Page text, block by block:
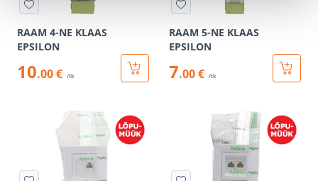
RAAM 4-NE KLAAS
EPSILON
10.00 € /tk
RAAM 5-NE KLAAS
EPSILON
7.00 € /tk